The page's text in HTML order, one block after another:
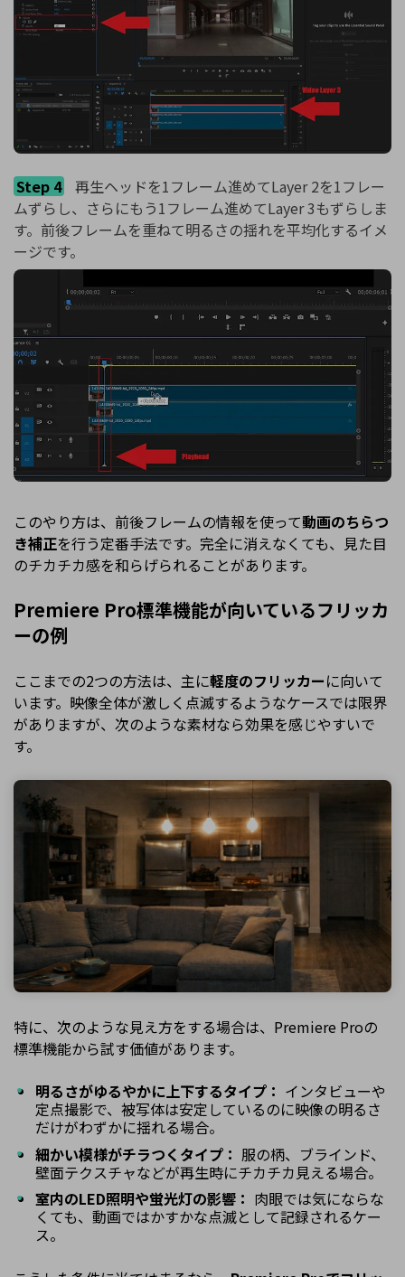
Step 4
再生ヘッドを1フレーム進めてLayer 2を1フレー
ムずらし、さらにもう1フレーム進めてLayer 3もずらしま
す。前後フレームを重ねて明るさの揺れを平均化するイメ
ージです。
このやり方は、前後フレームの情報を使って動画のちらつ
き補正を行う定番手法です。完全に消えなくても、見た目
のチカチカ感を和らげられることがあります。
Premiere Pro標準機能が向いているフリッカ
ーの例
ここまでの2つの方法は、主に軽度のフリッカーに向いて
います。映像全体が激しく点滅するようなケースでは限界
がありますが、次のような素材なら効果を感じやすいで
す。
特に、次のような見え方をする場合は、Premiere Proの
標準機能から試す価値があります。
明るさがゆるやかに上下するタイプ： インタビューや
定点撮影で、被写体は安定しているのに映像の明るさ
だけがわずかに揺れる場合。
細かい模様がチラつくタイプ： 服の柄、ブラインド、
壁面テクスチャなどが再生時にチカチカ見える場合。
室内のLED照明や蛍光灯の影響： 肉眼では気にならな
くても、動画ではかすかな点滅として記録されるケー
ス。